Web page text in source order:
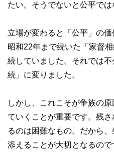
たい。そうでないと公平では
立場が変わると「公平」の価
昭和22年まで続いた「家督
続していました。それでは
続」に変りました。
しかし、これこそが争族の
ていくことが重要です。残
るのは困難なもの。だから
添えることが大切となるので